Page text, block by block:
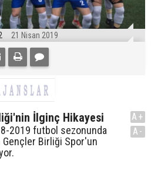
21 Nisan 2019
İlginç Hikayesi
2019 futbol sezonunda
Gençler Birliği Spor'un
A+
A-